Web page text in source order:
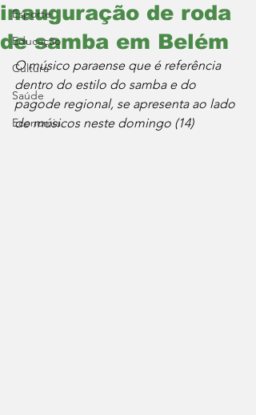
Esporte
Educação
Cultura
Saúde
Economia
inauguração de roda
de samba em Belém
O músico paraense que é referência
dentro do estilo do samba e do
pagode regional, se apresenta ao lado
de músicos neste domingo (14)